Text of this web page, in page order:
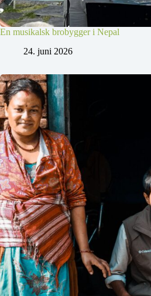
En musikalsk brobygger i Nepal
24. juni 2026